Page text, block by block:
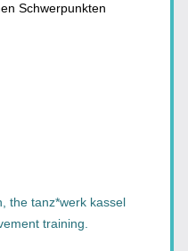
Schwerpunkten
the tanz*werk kassel
training.